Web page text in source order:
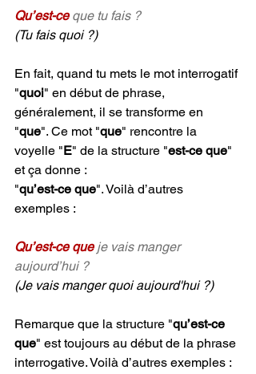
Qu’est-ce que tu fais ?
(Tu fais quoi ?)
En fait, quand tu mets le mot interrogatif
"quoi" en début de phrase,
généralement, il se transforme en
"que". Ce mot "que" rencontre la
voyelle "E" de la structure "est-ce que"
et ça donne :
"qu’est-ce que". Voilà d’autres
exemples :
Qu’est-ce que je vais manger
aujourd’hui ?
(Je vais manger quoi aujourd'hui ?)
Remarque que la structure "qu’est-ce
que" est toujours au début de la phrase
interrogative. Voilà d’autres exemples :